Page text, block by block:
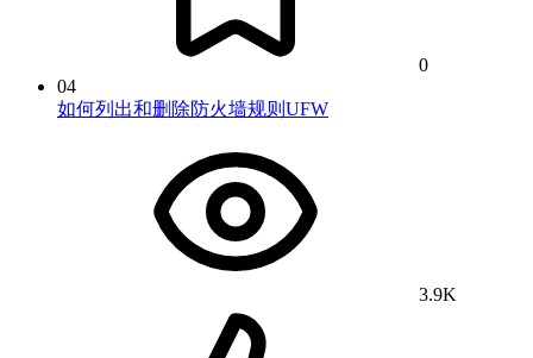
0
04
如何列出和删除防火墙规则UFW
3.9K